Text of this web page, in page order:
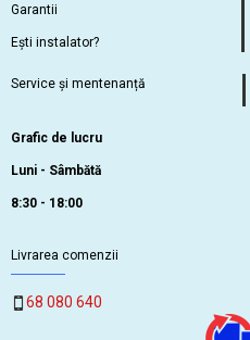
Garantii
Ești instalator?
Service și mentenanță
Grafic de lucru
Luni - Sâmbătă
8:30 - 18:00
Livrarea comenzii
68 080 640